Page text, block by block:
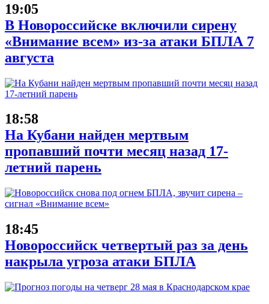
19:05
В Новороссийске включили сирену
«Внимание всем» из-за атаки БПЛА 7
августа
18:58
На Кубани найден мертвым
пропавший почти месяц назад 17-
летний парень
18:45
Новороссийск четвертый раз за день
накрыла угроза атаки БПЛА